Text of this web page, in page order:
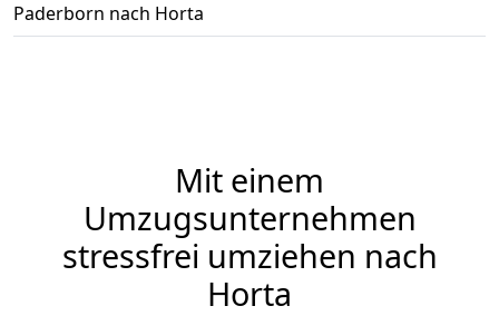
Paderborn nach Horta
Mit einem
Umzugsunternehmen
stressfrei umziehen nach
Horta